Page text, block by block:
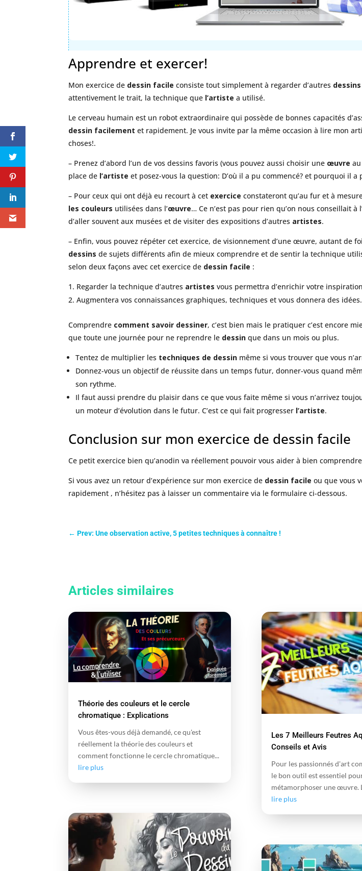
Apprendre et exercer!
Mon exercice de dessin facile consiste tout simplement à regarder d’autres dessins
attentivement le trait, la technique que l’artiste a utilisé.
Le cerveau humain est un robot extraordinaire qui possède de bonnes capacités
dessin facilement et rapidement. Je vous invite par la même occasion à lire mon
choses!.
– Prenez d’abord l’un de vos dessins favoris (vous pouvez aussi choisir une œuvre
place de l’artiste et posez-vous la question: D’où il a pu commencé? et pourquoi il
– Pour ceux qui ont déjà eu recourt à cet exercice constateront qu’au fur et à
les couleurs utilisées dans l’œuvre… Ce n’est pas pour rien qu’on nous conseillait
d’aller souvent aux musées et de visiter des expositions d’autres artistes.
– Enfin, vous pouvez répéter cet exercice, de visionnement d’une œuvre, autant de
dessins de sujets différents afin de mieux comprendre et de sentir la technique
selon deux façons avec cet exercice de dessin facile :
Regarder la technique d’autres artistes vous permettra d’enrichir votre inspiration
Augmentera vos connaissances graphiques, techniques et vous donnera des idées.
Comprendre comment savoir dessiner, c’est bien mais le pratiquer c’est encore
que toute une journée pour ne reprendre le dessin que dans un mois ou plus.
Tentez de multiplier les techniques de dessin même si vous trouver que vous
Donnez-vous un objectif de réussite dans un temps futur, donner-vous quand
son rythme.
Il faut aussi prendre du plaisir dans ce que vous faite même si vous n’arrivez
un moteur d’évolution dans le futur. C’est ce qui fait progresser l’artiste.
Conclusion sur mon exercice de dessin facile
Ce petit exercice bien qu’anodin va réellement pouvoir vous aider à bien
Si vous avez un retour d’expérience sur mon exercice de dessin facile ou que vous
rapidement , n’hésitez pas à laisser un commentaire via le formulaire ci-dessous.
←Prev: Une observation active, 5 petites techniques à connaître !
Articles similaires
Théorie des couleurs et le cercle
chromatique : Explications
Vous êtes-vous déjà demandé, ce qu'est
réellement la théorie des couleurs et
comment fonctionne le cercle chromatique...
lire plus
Les 7 Meilleurs Feutres
Conseils et Avis
Pour les passionnés d'art
le bon outil est essentiel
métamorphoser une œuvre.
lire plus